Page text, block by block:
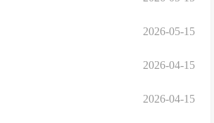
2026-05-15
2026-04-15
2026-04-15